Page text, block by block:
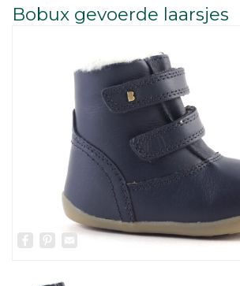
Bobux gevoerde laarsjes
Facebook
Pinterest
Email